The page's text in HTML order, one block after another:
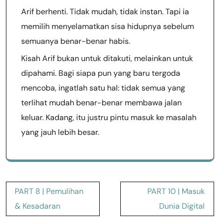
Arif berhenti. Tidak mudah, tidak instan. Tapi ia
memilih menyelamatkan sisa hidupnya sebelum
semuanya benar-benar habis.
Kisah Arif bukan untuk ditakuti, melainkan untuk
dipahami. Bagi siapa pun yang baru tergoda
mencoba, ingatlah satu hal: tidak semua yang
terlihat mudah benar-benar membawa jalan
keluar. Kadang, itu justru pintu masuk ke masalah
yang jauh lebih besar.
Post
navigation
PART 8 | Pemulihan
& Kesadaran
PART 10 | Masuk
Dunia Digital